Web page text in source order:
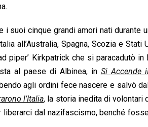
i suoi cinque grandi amori nati durante
all’Australia, Spagna, Scozia e Stati
piper’ Kirkpatrick che si paracadutò
al paese di Albinea, in Si Accende
agli ordini fece nascere e salvò
l’Italia, la storia inedita di volontari
dal nazifascismo, benché